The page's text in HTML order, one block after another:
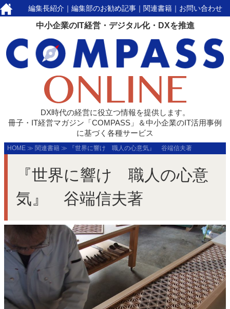
編集長紹介 ｜編集部のお勧め記事 ｜ 関連書籍 ｜ お問い合わせ
中小企業のIT経営・デジタル化・DXを推進
DX時代の経営に役立つ情報を提供します。
冊子・IT経営マガジン「COMPASS」＆中小企業のIT活用事例
に基づく各種サービス
HOME ≫ 関連書籍 ≫ 『世界に響け 職人の心意気』 谷端信夫著
『世界に響け 職人の心意
気』 谷端信夫著